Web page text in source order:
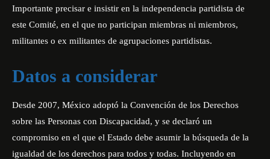
Importante precisar e insistir en la independencia partidista de
este Comité, en el que no participan miembras ni miembros,
militantes o ex militantes de agrupaciones partidistas.
Datos a considerar
Desde 2007, México adoptó la Convención de los Derechos
sobre las Personas con Discapacidad, y se declaró un
compromiso en el que el Estado debe asumir la búsqueda de la
igualdad de los derechos para todos y todas. Incluyendo en